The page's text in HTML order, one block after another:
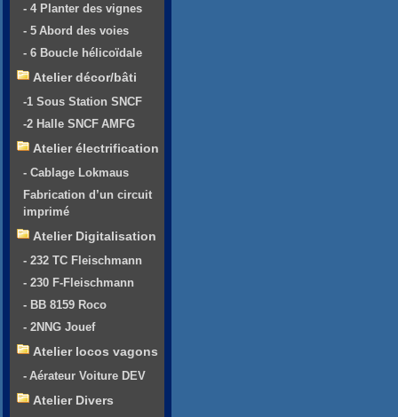
- 4 Planter des vignes
- 5 Abord des voies
- 6 Boucle hélicoïdale
Atelier décor/bâti
-1 Sous Station SNCF
-2 Halle SNCF AMFG
Atelier électrification
- Cablage Lokmaus
Fabrication d’un circuit
imprimé
Atelier Digitalisation
- 232 TC Fleischmann
- 230 F-Fleischmann
- BB 8159 Roco
- 2NNG Jouef
Atelier locos vagons
- Aérateur Voiture DEV
Atelier Divers